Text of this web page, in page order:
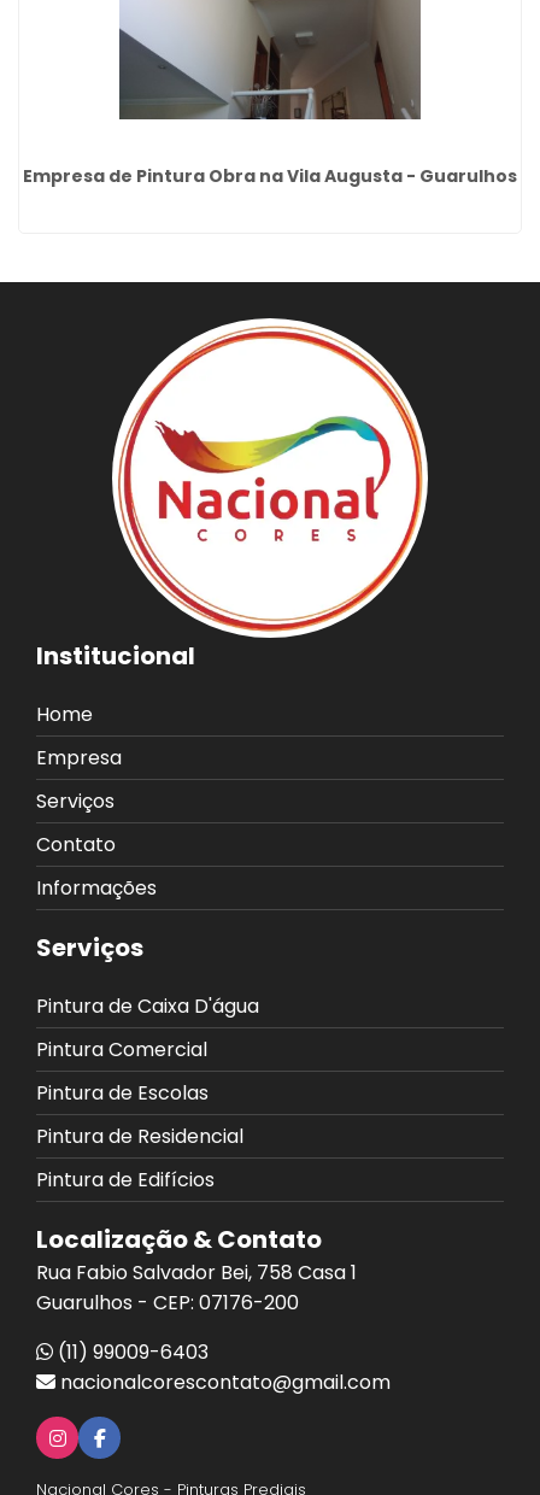
Empresa de Pintura Obra na Vila Augusta - Guarulhos
Institucional
Home
Empresa
Serviços
Contato
Informações
Serviços
Pintura de Caixa D'água
Pintura Comercial
Pintura de Escolas
Pintura de Residencial
Pintura de Edifícios
Localização & Contato
Rua Fabio Salvador Bei, 758 Casa 1
Guarulhos - CEP: 07176-200
(11) 99009-6403
nacionalcorescontato@gmail.com
Nacional Cores - Pinturas Prediais